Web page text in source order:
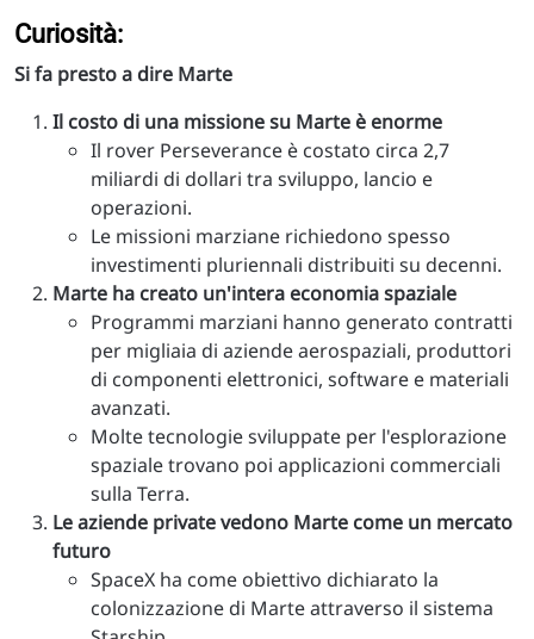
Curiosità:
Si fa presto a dire Marte
Il costo di una missione su Marte è enorme
Il rover Perseverance è costato circa 2,7
miliardi di dollari tra sviluppo, lancio e
operazioni.
Le missioni marziane richiedono spesso
investimenti pluriennali distribuiti su decenni.
Marte ha creato un'intera economia spaziale
Programmi marziani hanno generato contratti
per migliaia di aziende aerospaziali, produttori
di componenti elettronici, software e materiali
avanzati.
Molte tecnologie sviluppate per l'esplorazione
spaziale trovano poi applicazioni commerciali
sulla Terra.
Le aziende private vedono Marte come un mercato
futuro
SpaceX ha come obiettivo dichiarato la
colonizzazione di Marte attraverso il sistema